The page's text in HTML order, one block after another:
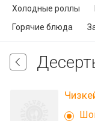
Холодные роллы
Горячие блюда